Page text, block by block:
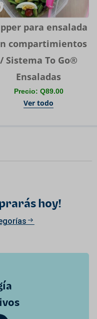
para ensalada
compartimientos
/ Sistema To Go®
Ensaladas
Precio: Q89.00
Ver todo
hoy!